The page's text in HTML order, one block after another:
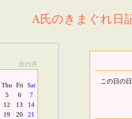
A氏のきまぐれ日
次の月
Thu Fri Sat
5 6
7
12 13
14
19 20
21
この日の